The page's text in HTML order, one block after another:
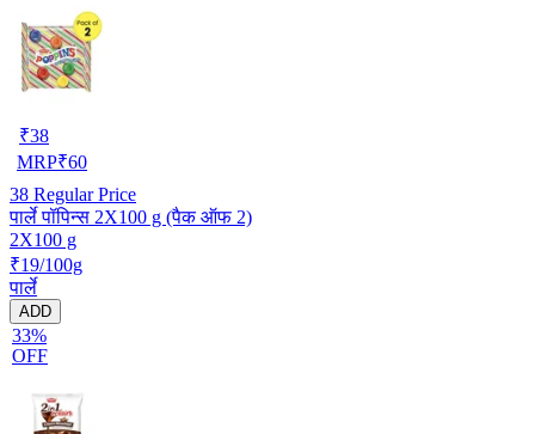
₹38
MRP₹60
38 Regular Price
पार्ले पॉपिन्स 2X100 g (पैक ऑफ 2)
2X100 g
₹19/100g
पार्ले
ADD
33%
OFF